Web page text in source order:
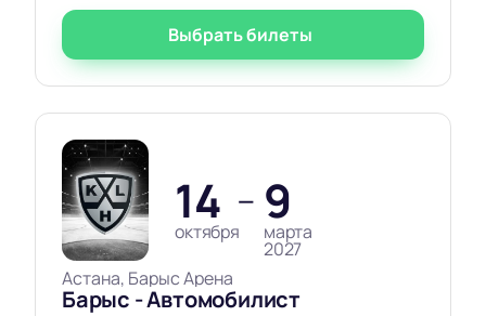
Выбрать билеты
14
октября
— 9
марта
2027
Астана, Барыс Арена
Барыс - Автомобилист